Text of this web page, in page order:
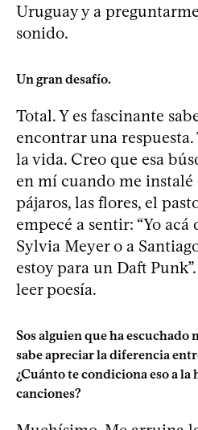
Uruguay y a
sonido.
Un gran desafío.
Total. Y es fascinante
encontrar una
la vida. Creo que esa
en mí cuando me instalé
pájaros, las flores, el
empecé a sentir: “Yo
Sylvia Meyer o a
estoy para un Daft
leer poesía.
Sos alguien que ha
sabe apreciar la diferencia
¿Cuánto te condiciona eso a la
canciones?